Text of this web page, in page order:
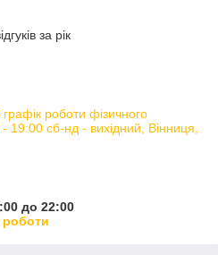
за рік
роботи фізичного
19:00 сб-нд - вихідний, Вінниця,
до 22:00
роботи